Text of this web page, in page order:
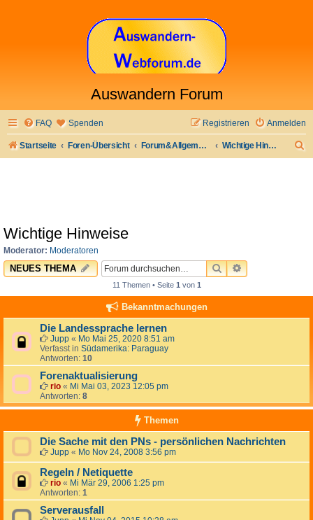
Auswandern Forum
FAQ Spenden Anmelden
Registrieren
Startseite Foren-Übersicht Forum&Allgemeines Wichtige Hinweise
Wichtige Hinweise
Moderator: Moderatoren
NEUES THEMA SUCHEERWEITERTE
11 Themen • Seite 1von 1
Bekanntmachungen
Die Landessprache lernen
Jupp « Mo Mai 25, 2020 8:51 am
Verfasst in Südamerika: Paraguay
Antworten: 10
Forenaktualisierung
rio « Mi Mai 03, 2023 12:05 pm
Antworten: 8
Themen
Die Sache mit den PNs - persönlichen Nachrichten
Jupp « Mo Nov 24, 2008 3:56 pm
Regeln / Netiquette
rio « Mi Mär 29, 2006 1:25 pm
Antworten: 1
Serverausfall